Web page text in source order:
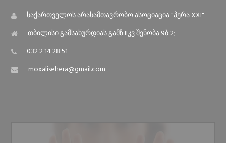
საქართველოს არასამთავრობო ასოციაცია "ჰერა XXI"
თბილისი გამსახურდიას გამზ IIკვ შენობა 9ბ 2;
032 2 14 28 51
moxalisehera@gmail.com